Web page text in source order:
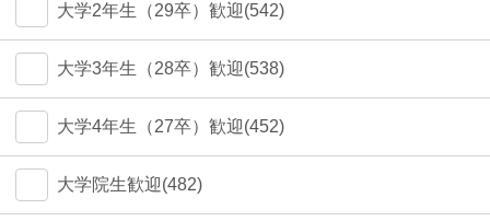
大学2年生（29卒）歓迎(542)
大学3年生（28卒）歓迎(538)
大学4年生（27卒）歓迎(452)
大学院生歓迎(482)